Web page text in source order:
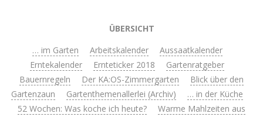
ÜBERSICHT
… im Garten
Arbeitskalender
Aussaatkalender
Erntekalender
Ernteticker 2018
Gartenratgeber
Bauernregeln
Der KA:OS-Zimmergarten
Blick über den
Gartenzaun
Gartenthemenallerlei (Archiv)
… in der Küche
52 Wochen: Was koche ich heute?
Warme Mahlzeiten aus